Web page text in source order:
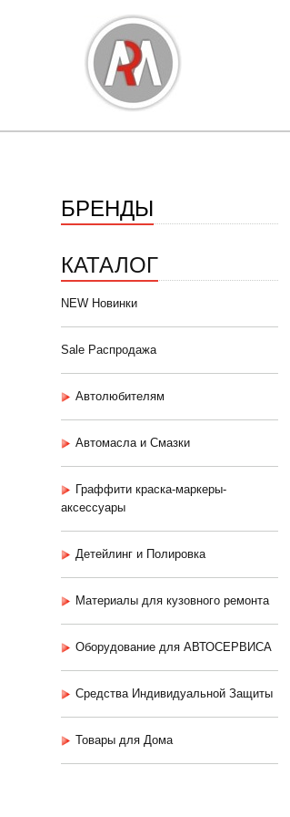
БРЕНДЫ
КАТАЛОГ
NEW Новинки
Sale Распродажа
Автолюбителям
Автомасла и Смазки
Граффити краска-маркеры-
аксессуары
Детейлинг и Полировка
Материалы для кузовного ремонта
Оборудование для АВТОСЕРВИСА
Средства Индивидуальной Защиты
Товары для Дома